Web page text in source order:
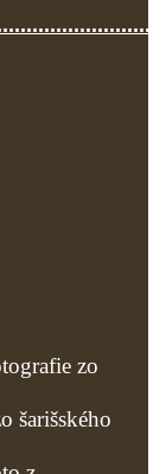
zo
šarišského